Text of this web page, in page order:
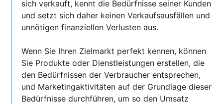
sich verkauft, kennt die Bedürfnisse seiner Kunden
und setzt sich daher keinen Verkaufsausfällen und
unnötigen finanziellen Verlusten aus.
Wenn Sie Ihren Zielmarkt perfekt kennen, können
Sie Produkte oder Dienstleistungen erstellen, die
den Bedürfnissen der Verbraucher entsprechen,
und Marketingaktivitäten auf der Grundlage dieser
Bedürfnisse durchführen, um so den Umsatz